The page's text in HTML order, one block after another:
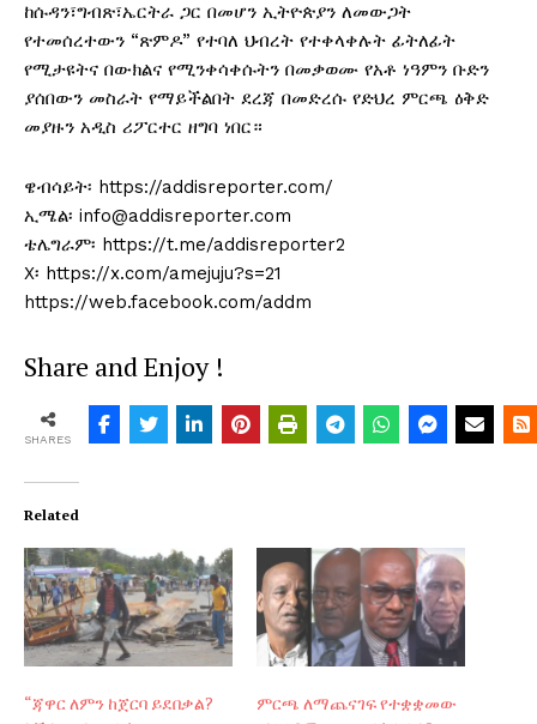
ከሱዳን፣ግብጽ፣ኤርትራ ጋር በመሆን ኢትዮጵያን ለመውጋት
የተመሰረተውን “ጽምዶ” የተባለ ህብረት የተቀላቀሉት ፊትለፊት
የሚታዩትና በውክልና የሚንቀሳቀሱትን በመቃወሙ የአቶ ነዓምን ቡድን
ያሰበውን መስራት የማይችልበት ደረጃ በመድረሱ የድህረ ምርጫ ዕቅድ
መያዙን አዲስ ሪፖርተር ዘግባ ነበር።
ዌብሳይት፡ https://addisreporter.com/
ኢሜል፡ info@addisreporter.com
ቴሌግራም፡ https://t.me/addisreporter2
X፡ https://x.com/amejuju?s=21
https://web.facebook.com/addm
Share and Enjoy !
SHARES
Related
“ጃዋር ለምን ከጀርባ ይደበቃል?
ምርጫ ለማጨናገፍ የተቋቋመው